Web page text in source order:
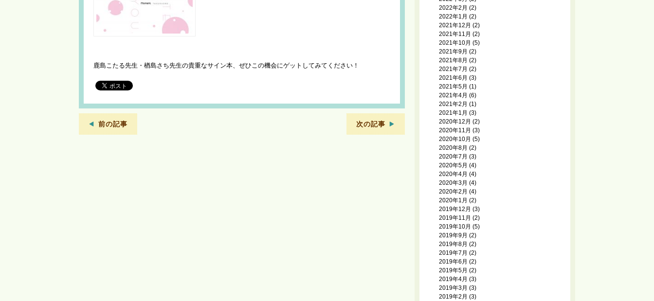
鹿島こたる先生・楢島さち先生の貴重なサイン本、ぜひこの機会にゲットしてみてください！
前の記事 次の記事
2022年2月 (2)
2022年1月 (2)
2021年12月 (2)
2021年11月 (2)
2021年10月 (5)
2021年9月 (2)
2021年8月 (2)
2021年7月 (2)
2021年6月 (3)
2021年5月 (1)
2021年4月 (6)
2021年2月 (1)
2021年1月 (3)
2020年12月 (2)
2020年11月 (3)
2020年10月 (5)
2020年8月 (2)
2020年7月 (3)
2020年5月 (4)
2020年4月 (4)
2020年3月 (4)
2020年2月 (4)
2020年1月 (2)
2019年12月 (3)
2019年11月 (2)
2019年10月 (5)
2019年9月 (2)
2019年8月 (2)
2019年7月 (2)
2019年6月 (2)
2019年5月 (2)
2019年4月 (3)
2019年3月 (3)
2019年2月 (3)